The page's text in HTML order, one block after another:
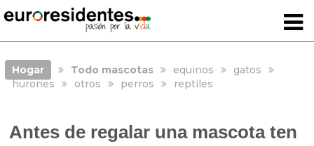
Hogar Todo mascotas equinos
gatos
hurones
otros perros reptiles
Antes de regalar una mascota ten